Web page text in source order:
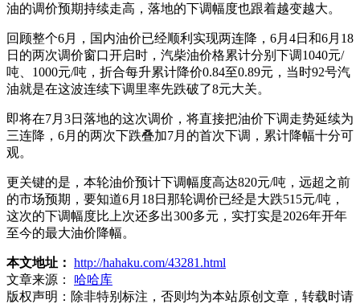
油的调价预期持续走高，落地的下调幅度也跟着越变越大。
回顾整个6月，国内油价已经顺利实现两连降，6月4日和6月18
日的两次调价窗口开启时，汽柴油价格累计分别下调1040元/
吨、1000元/吨，折合每升累计降价0.84至0.89元，当时92号汽
油就是在这波连续下调里率先跌破了8元大关。
即将在7月3日落地的这次调价，将直接把油价下调走势延续为
三连降，6月的两次下跌叠加7月的首次下调，累计降幅十分可
观。
更关键的是，本轮油价预计下调幅度高达820元/吨，远超之前
的市场预期，要知道6月18日那轮调价已经是大跌515元/吨，
这次的下调幅度比上次还多出300多元，实打实是2026年开年
至今的最大油价降幅。
本文地址： http://hahaku.com/43281.html
文章来源：
哈哈库
版权声明： 除非特别标注，否则均为本站原创文章，转载时请